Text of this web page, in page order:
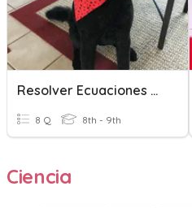
Resolver Ecuaciones Y Desigualdades (Equations&Inequalities)
8 Q 8th - 9th
Ciencia